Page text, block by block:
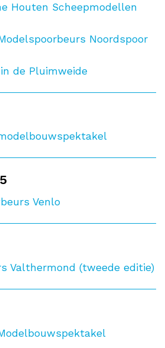
Houten Scheepmodellen
Noordspoor
de Pluimweide
Venlo
Valthermond (tweede editie)